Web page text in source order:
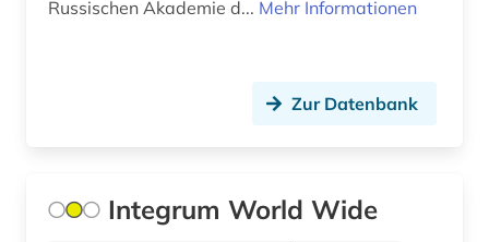
geschichte &lt;1989-1993&gt; (1)
geschichte 1917 - 1928 (1)
Slowakei (15)
Russischen Akademie d... Mehr Informationen
Zur Datenbank
Integrum World Wide